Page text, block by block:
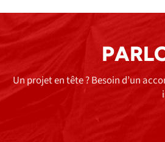
Un projet en tête ? Besoin d’un